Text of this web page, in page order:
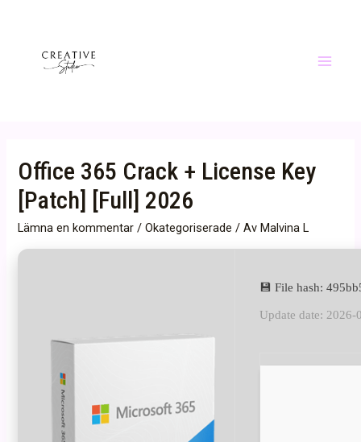
Office 365 Crack + License Key
[Patch] [Full] 2026
Lämna en kommentar /Okategoriserade / Av Malvina L
💾 File hash:
Update date: 2026-